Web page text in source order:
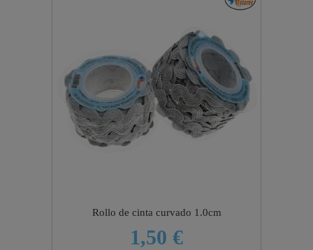
Rollo de cinta curvado 1.0cm
1,50 €